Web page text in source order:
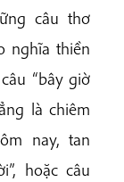
câu thơ
nghĩa thiền
“bây giờ
là chiêm
nay, tan
hoặc câu